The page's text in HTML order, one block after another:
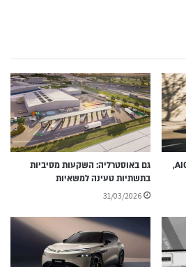
GAC משיקה באירופה את AION UT,
גם באוסטרליה: השקעות מסיביות
בתשתיות טעינה למשאיות
31/03/2026